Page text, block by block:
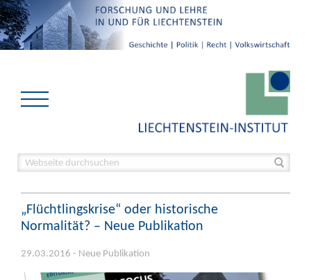
„Flüchtlingskrise“ oder historische
Normalität? – Neue Publikation
29.03.2016 - Neue Publikation